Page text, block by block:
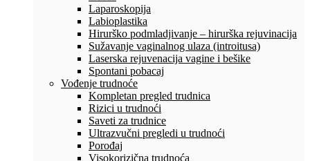
Laparoskopija
Labioplastika
Hirurško podmladjivanje – hirurška rejuvinacija
Sužavanje vaginalnog ulaza (introitusa)
Laserska rejuvenacija vagine i bešike
Spontani pobacaj
Vođenje trudnoće
Kompletan pregled trudnica
Rizici u trudnoći
Saveti za trudnice
Ultrazvučni pregledi u trudnoći
Porođaj
Visokorizična trudnoća